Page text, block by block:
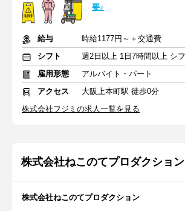
要♪
給与
時給1177円～＋交通費
シフト
雇用形態
アルバイト・パート
アクセス
大阪上本町駅 徒歩0分
株式会社フジミの求人一覧を見る
株式会社ねこのてプロダクション
株式会社ねこのてプロダクション